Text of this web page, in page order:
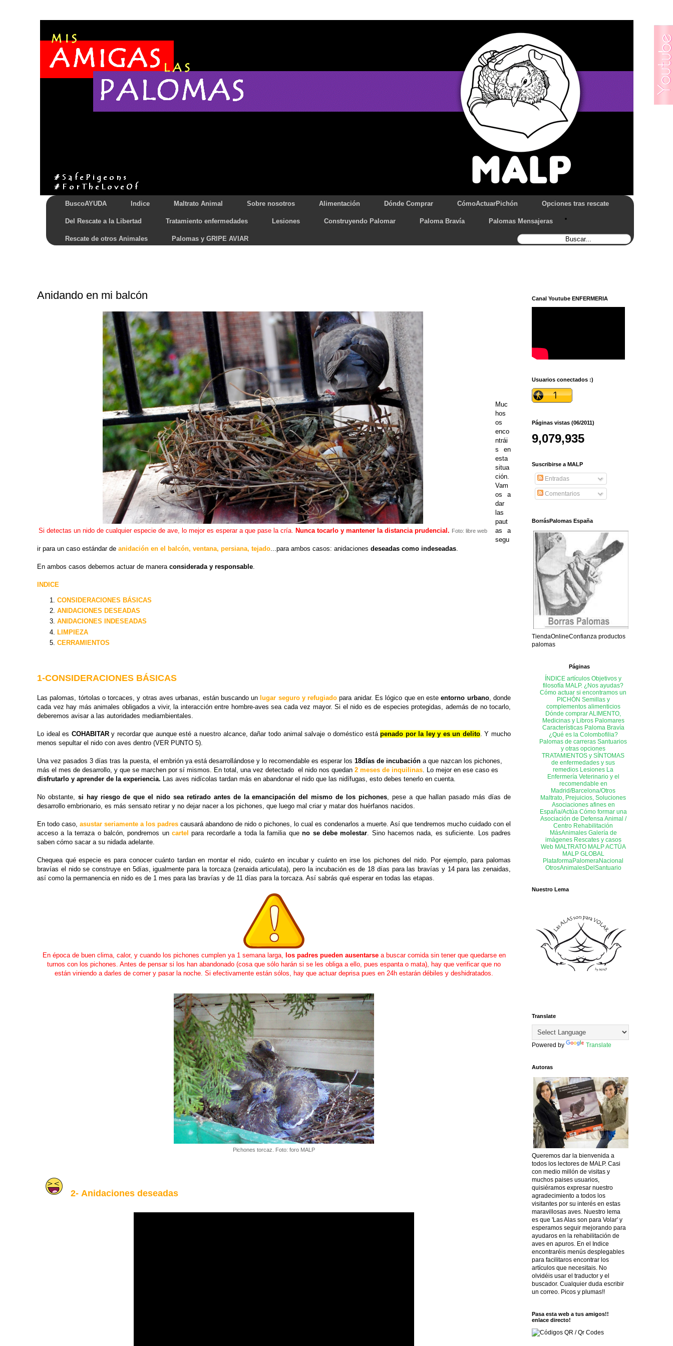
BuscoAYUDA Indice Maltrato Animal Sobre nosotros Alimentación Dónde Comprar CómoActuarPichón Opciones tras rescate
Del Rescate a la Libertad Tratamiento enfermedades Lesiones Construyendo Palomar Paloma Bravía Palomas Mensajeras
Rescate de otros Animales Palomas y GRIPE AVIAR
Anidando en mi balcón
Si detectas un nido de cualquier especie de ave, lo mejor es esperar a que pase la cría. Nunca tocarlo y mantener la distancia prudencial. Foto: libre web
Muc
hos
os
enco
ntrái
s en
esta
situa
ción.
Vam
os a
dar
las
paut
as a
segu
ir para un caso estándar de anidación en el balcón, ventana, persiana, tejado ...para ambos casos: anidaciones deseadas como indeseadas
En ambos casos debemos actuar de manera considerada y responsable
INDICE
CONSIDERACIONES BÁSICAS
ANIDACIONES DESEADAS
ANIDACIONES INDESEADAS
LIMPIEZA
CERRAMIENTOS
1-CONSIDERACIONES BÁSICAS
Las palomas, tórtolas o torcaces, y otras aves urbanas, están buscando un lugar seguro y refugiado para anidar. Es lógico que en esteentorno urbano, donde
cada vez hay más animales obligados a vivir, la interacción entre hombre-aves sea cada vez mayor. Si el nido es de especies protegidas, además de no tocarlo,
deberemos avisar a las autoridades mediambientales.
Lo ideal es COHABITARy recordar que aunque esté a nuestro alcance, dañar todo animal salvaje o doméstico estápenado por la ley y es un delito. Y mucho
menos sepultar el nido con aves dentro (VER PUNTO 5).
Una vez pasados 3 días tras la puesta, el embrión ya está desarrollándose y lo recomendable es esperar los 18días de incubación a que nazcan los pichones,
más el mes de desarrollo, y que se marchen por sí mismos. En total, una vez detectado el nido nos quedan 2 meses de inquilinas. Lo mejor en ese caso es
disfrutarlo y aprender de la experiencia. Las aves nidícolas tardan más en abandonar el nido que las nidífugas, esto debes tenerlo en cuenta.
No obstante, si hay riesgo de que el nido sea retirado antes de la emancipación del mismo de los pichones, pese a que hallan pasado más días de
desarrollo embrionario, es más sensato retirar y no dejar nacer a los pichones, que luego mal criar y matar dos huérfanos nacidos.
En todo caso, asustar seriamente a los padres causará abandono de nido o pichones, lo cual es condenarlos a muerte. Así que tendremos mucho cuidado con el
acceso a la terraza o balcón, pondremos uncartel para recordarle a toda la familia queno se debe molestar. Sino hacemos nada, es suficiente. Los padres
saben cómo sacar a su nidada adelante.
Chequea qué especie es para conocer cuánto tardan en montar el nido, cuánto en incubar y cuánto en irse los pichones del nido. Por ejemplo, para palomas
bravías el nido se construye en 5días, igualmente para la torcaza (zenaida articulata), pero la incubación es de 18 días para las bravías y 14 para las zenaidas,
así como la permanencia en nido es de 1 mes para las bravías y de 11 días para la torcaza. Así sabrás qué esperar en todas las etapas.
En época de buen clima, calor, y cuando los pichones cumplen ya 1 semana larga, los padres pueden ausentarse a buscar comida sin tener que quedarse en
turnos con los pichones. Antes de pensar si los han abandonado (cosa que sólo harán si se les obliga a ello, pues espanta o mata), hay que verificar que no
están viniendo a darles de comer y pasar la noche. Si efectivamente están sólos, hay que actuar deprisa pues en 24h estarán débiles y deshidratados.
Pichones torcaz. Foto: foro MALP
2-Anidaciones deseadas
Canal Youtube ENFERMERIA
Usuarios conectados :)
Páginas vistas (06/2011)
9,079,935
Suscribirse a MALP
Entradas
Comentarios
BorrásPalomas España
TiendaOnlineConfianza productos
palomas
Páginas
ÍNDICE artículos Objetivos y
filosofía MALP. ¿Nos ayudas?
Cómo actuar si encontramos un
PICHÓN Semillas y
complementos alimenticios
Dónde comprar ALIMENTO,
Medicinas y Libros Palomares
Características Paloma Bravía
¿Qué es la Colombofilia?
Palomas de carreras Santuarios
y otras opciones
TRATAMIENTOS y SÍNTOMAS
de enfermedades y sus
remedios Lesiones La
Enfermería Veterinario y el
recomendable en
Madrid/Barcelona/Otros
Maltrato, Prejuicios, Soluciones
Asociaciones afines en
España/Actúa Cómo formar una
Asociación de Defensa Animal /
Centro Rehabilitación
MásAnimales Galería de
imágenes Rescates y casos
Web MALTRATO MALP ACTÚA
MALP GLOBAL
PlataformaPalomeraNacional
OtrosAnimalesDelSantuario
Nuestro Lema
Translate
Powered by Translate
Autoras
Queremos dar la bienvenida a
todos los lectores de MALP. Casi
con medio millón de visitas y
muchos paises usuarios,
quisiéramos expresar nuestro
agradecimiento a todos los
visitantes por su interés en estas
maravillosas aves. Nuestro lema
es que 'Las Alas son para Volar' y
esperamos seguir mejorando para
ayudaros en la rehabilitación de
aves en apuros. En el Indice
encontraréis menús desplegables
para facilitaros encontrar los
artículos que necesitais. No
olvidéis usar el traductor y el
buscador. Cualquier duda escribir
un correo. Picos y plumas!!
Pasa esta web a tus amigos!!
enlace directo!